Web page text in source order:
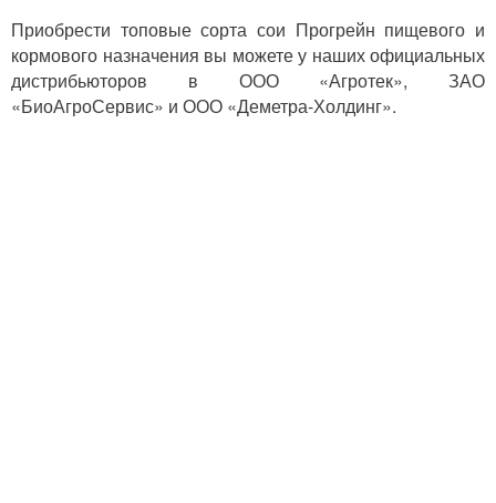
Приобрести топовые сорта сои Прогрейн пищевого и
кормового назначения вы можете у наших официальных
дистрибьюторов в ООО «Агротек», ЗАО
«БиоАгроСервис» и ООО «Деметра-Холдинг».